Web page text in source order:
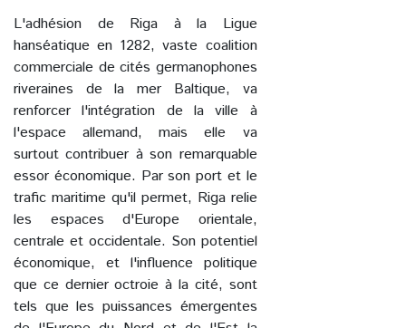
L'adhésion de Riga à la Ligue
hanséatique en 1282, vaste coalition
commerciale de cités germanophones
riveraines de la mer Baltique, va
renforcer l'intégration de la ville à
l'espace allemand, mais elle va
surtout contribuer à son remarquable
essor économique. Par son port et le
trafic maritime qu'il permet, Riga relie
les espaces d'Europe orientale,
centrale et occidentale. Son potentiel
économique, et l'influence politique
que ce dernier octroie à la cité, sont
tels que les puissances émergentes